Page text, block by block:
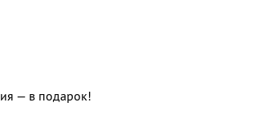
— в подарок!